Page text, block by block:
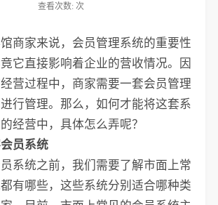
查看次数: 次
家来说，会员管理系统的重要性
它直接影响着企业的营收情况。因
营过程中，商家需要一套会员管理
行管理。那么，如何才能将这套系
经营中，具体怎么弄呢？
员系统
统之前，我们需要了解市面上常
有哪些，这些系统分别适合哪种类